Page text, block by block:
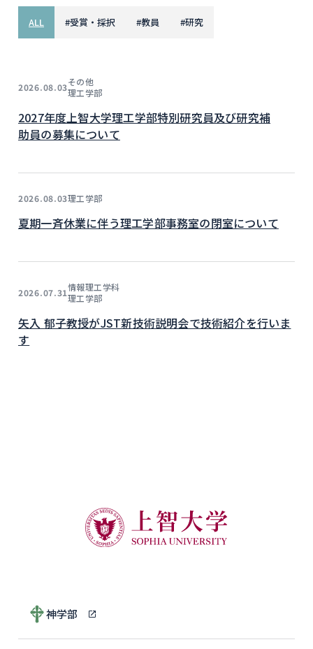
ALL #受賞・採択 #教員 #研究
2026.08.03その他
理工学部
2027年度上智大学理工学部特別研究員及び研究補
助員の募集について
2026.08.03理工学部
夏期一斉休業に伴う理工学部事務室の閉室について
2026.07.31情報理工学科
理工学部
矢入 郁子教授がJST新技術説明会で技術紹介を行いま
す
神学部